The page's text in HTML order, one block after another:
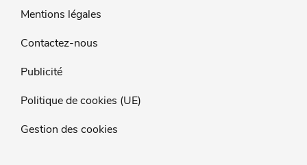
Mentions légales
Contactez-nous
Publicité
Politique de cookies (UE)
Gestion des cookies